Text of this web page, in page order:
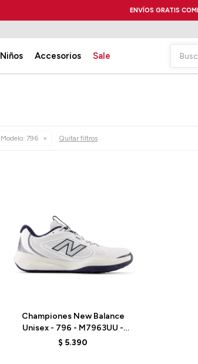
ENVÍOS GRATIS
Niños Accesorios Sale
Modelo: 796 Quitar filtros
Championes New Balance
Unisex - 796 - M7963UU -
WHITE
$ 5.390